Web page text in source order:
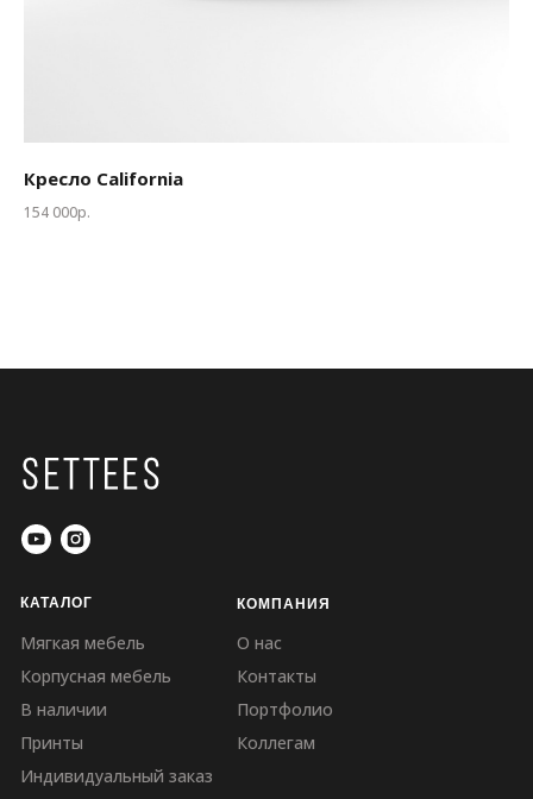
Кресло California
154 000р.
О нас
Контакты
Портфолио
Коллегам
КОМПАНИЯ
Мягкая мебель
Корпусная мебель
В наличии
Принты
Индивидуальный заказ
КАТАЛОГ